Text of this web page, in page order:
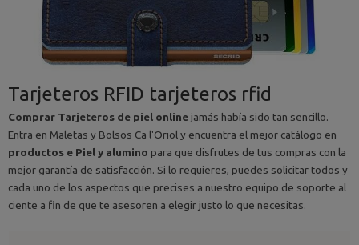
Tarjeteros RFID tarjeteros rfid
Comprar Tarjeteros de piel online jamás había sido tan sencillo.
Entra en Maletas y Bolsos Ca l'Oriol y encuentra el mejor catálogo en
productos e Piel y alumino para que disfrutes de tus compras con la
mejor garantía de satisfacción. Si lo requieres, puedes solicitar todos y
cada uno de los aspectos que precises a nuestro equipo de soporte al
ciente a fin de que te asesoren a elegir justo lo que necesitas.